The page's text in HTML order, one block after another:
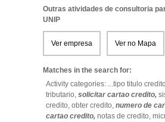
Outras atividades de consultoria
UNIP
Ver empresa Ver no Mapa
Matches in the search for:
Activity categories: ...tipo titulo
tributario, solicitar cartao credito,
credito, obter credito, numero de
cartao credito, notas de credito,